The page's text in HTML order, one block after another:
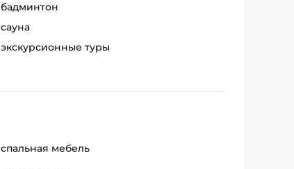
бадминтон
сауна
экскурсионные туры
спальная мебель